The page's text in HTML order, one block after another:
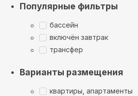
Популярные фильтры
бассейн
включён завтрак
трансфер
Варианты размещения
квартиры, апартаменты